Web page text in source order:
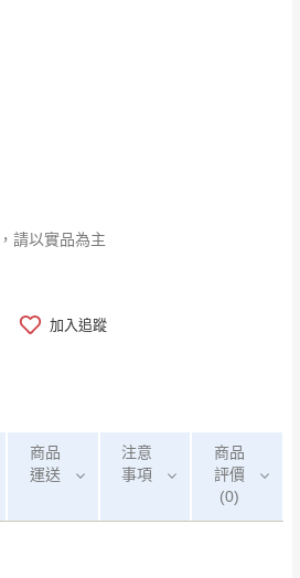
請以實品為主
加入追蹤
商品
運送
注意
事項
商品
評價
(0)